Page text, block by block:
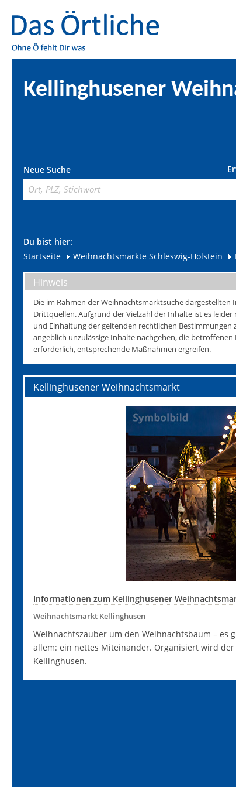
Kellinghusener
Neue Suche
Du bist hier:
Startseite
Weihnachtsmärkte Schleswig-Holstein
Hinweis
Die im Rahmen der Weihnachtsmarktsuche
Drittquellen. Aufgrund der Vielzahl der Inhalte ist es
und Einhaltung der geltenden rechtlichen
angeblich unzulässige Inhalte nachgehen, die
erforderlich, entsprechende Maßnahmen ergreifen.
Kellinghusener Weihnachtsmarkt
Informationen zum Kellinghusener
Weihnachtsmarkt Kellinghusen
Weihnachtszauber um den Weihnachtsbaum – es
allem: ein nettes Miteinander. Organisiert wird
Kellinghusen.